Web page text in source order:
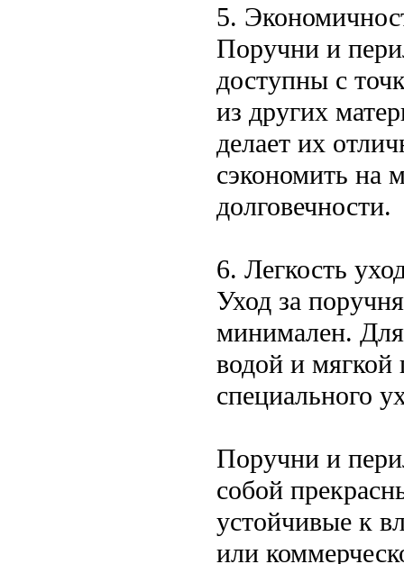
5.
Поручни и
доступны с
из других
делает их
сэкономить на
долговечности.
6. Легкость
Уход за
минимален.
водой и
специального
Поручни и
собой
устойчивые к
или